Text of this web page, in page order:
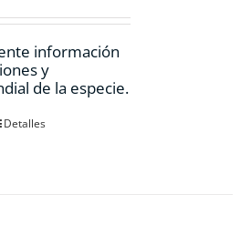
información
y
de la especie.
Detalles